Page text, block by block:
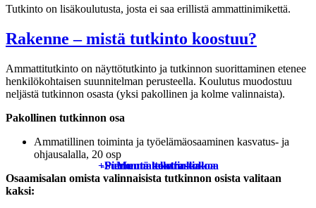
Muuta kontrastia
-Pienennä tekstin kokoa
+Suurenna tekstin kokoa
Tutkinto on lisäkoulutusta, josta ei saa erillistä ammattinimikettä.
Rakenne – mistä tutkinto koostuu?
Ammattitutkinto on näyttötutkinto ja tutkinnon suorittaminen etenee
henkilökohtaisen suunnitelman perusteella. Koulutus muodostuu
neljästä tutkinnon osasta (yksi pakollinen ja kolme valinnaista).
Pakollinen tutkinnon osa
Ammatillinen toiminta ja työelämäosaaminen kasvatus- ja
ohjausalalla, 20 osp
Osaamisalan omista valinnaisista tutkinnon osista valitaan
kaksi: